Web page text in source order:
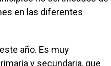
en las diferentes
año. Es muy
y secundaria, que